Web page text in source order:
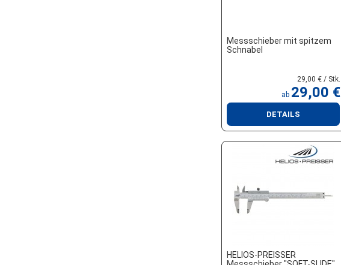
Messschieber mit spitzem
Schnabel
29,00 € / Stk.
ab 29,00 €
DETAILS
HELIOS-PREISSER